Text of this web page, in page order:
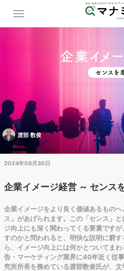
渡部 数俊
2024年08月30日
企業イメージ経営 ～ センス
企業イメージをより良く価値あるもの
ス」があげられます。この「センス」
ジ向上にも深く関わってくる要素です
すのかと問われると、明快な説明に窮
ら、イメージ向上には何かとついてま
告・マーケティング業界に40年近く従
究所所長を務めている渡部数俊氏が、